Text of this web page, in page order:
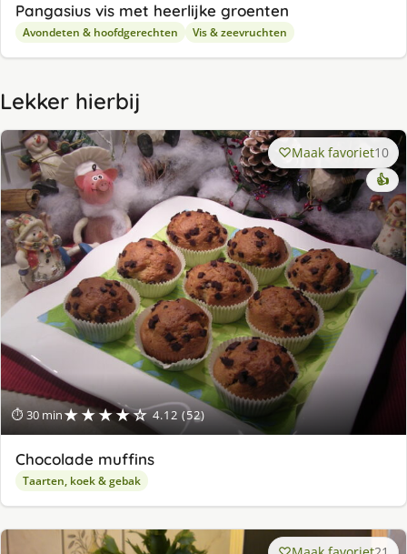
Pangasius vis met heerlijke groenten
Avondeten & hoofdgerechten Vis & zeevruchten
Lekker hierbij
⏱ 30 min★★★★☆ 4.12 (52)
Maak favoriet10
👍
Chocolade muffins
Taarten, koek & gebak